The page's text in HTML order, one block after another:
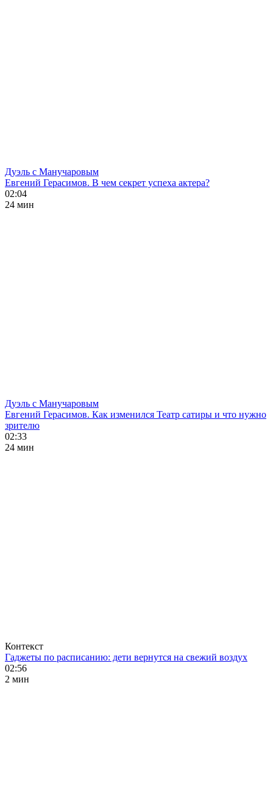
Дуэль с Манучаровым
Евгений Герасимов. В чем секрет успеха актера?
02:04
24 мин
Дуэль с Манучаровым
Евгений Герасимов. Как изменился Театр сатиры и что нужно
зрителю
02:33
24 мин
Контекст
Гаджеты по расписанию: дети вернутся на свежий воздух
02:56
2 мин